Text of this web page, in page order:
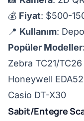
💰 Fiyat: $500-
📍 Kullanım:
Popüler
Zebra TC21/TC26
Honeywell EDA52
Casio DT-X30
Sabit/Entegre